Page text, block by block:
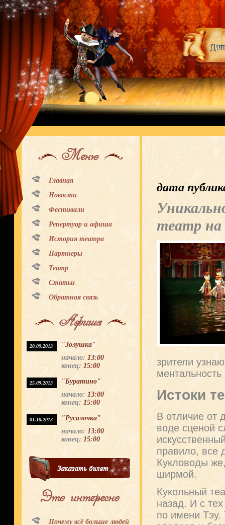
Меню
Главная
Новости
Фестивали
Репертуар и афиша
История театра
Партнеры
Театр
Статьи
Обратная связь
Афиша
20.09.2013
"Золушка"
начало:13:00
конец:15:00
25.09.2013
"Буратино"
начало:13:00
конец:15:00
01.10.2013
"Русалочка"
начало:13:00
конец:15:00
Это интересно
Почему всё больше людей
дата
театр на
зрители
Истоки
В отличие от
воде сценой
правило, все
Кукловоды
ширмой.
Кукольный
назад. И с
по имени Тэу.